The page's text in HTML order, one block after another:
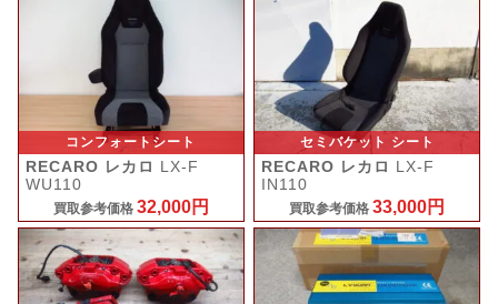
コンフォートシート
RECARO レカロ LX-F
WU110
買取参考価格 32,000円
セミバケット シート
RECARO レカロ LX-F
IN110
買取参考価格33,000円